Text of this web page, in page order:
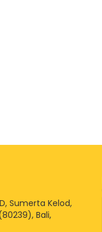
Sumerta Kelod,
Bali,